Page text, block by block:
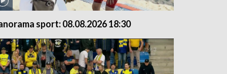
sport: 08.08.2026 18:30